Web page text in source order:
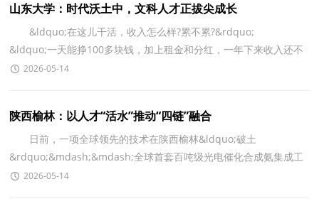
山东大学：时代沃土中，文科人才正拔尖成长
&ldquo;在这儿干活，收入怎么样?累不累?&rdquo;
&ldquo;一天能挣100多块钱，加上租金和分红，一年下来收入还不
错&hellip;&hellip;&rdquo; 在山东潍坊昌乐县乔官镇于家
2026-05-14
陕西榆林：以人才“活水”推动“四链”融合
日前，一项全球领先的技术在陕西榆林&ldquo;破土
&rdquo;&mdash;&mdash;全球首套百吨级光电催化合成氨集成工
业示范项目在榆林启动中试。该项目由西安交通大学教授杨贵东与
2026-05-14